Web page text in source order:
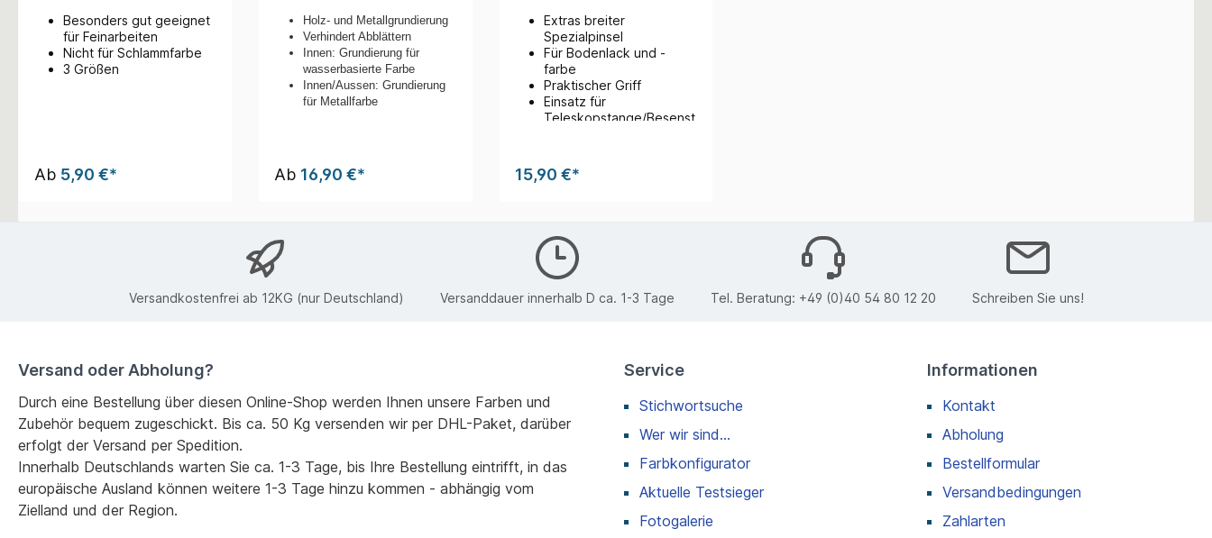
Besonders gut geeignet
für Feinarbeiten
Nicht für Schlammfarbe
3 Größen
Ab 5,90 €*
Holz- und Metallgrundierung
Verhindert Abblättern
Innen: Grundierung für
wasserbasierte Farbe
Innen/Aussen: Grundierung
für Metallfarbe
Ab 16,90 €*
Extras breiter
Spezialpinsel
Für Bodenlack und -
farbe
Praktischer Griff
Einsatz für
Teleskopstange/Besenst
15,90 €*
Versandkostenfrei ab 12KG (nur Deutschland) Versanddauer innerhalb D ca. 1-3 Tage Tel. Beratung: +49 (0)40 54 80 12 20 Schreiben Sie uns!
Versand oder Abholung?
Durch eine Bestellung über diesen Online-Shop werden Ihnen unsere Farben und
Zubehör bequem zugeschickt. Bis ca. 50 Kg versenden wir per DHL-Paket, darüber
erfolgt der Versand per Spedition.
Innerhalb Deutschlands warten Sie ca. 1-3 Tage, bis Ihre Bestellung eintrifft, in das
europäische Ausland können weitere 1-3 Tage hinzu kommen - abhängig vom
Zielland und der Region.
Service
Stichwortsuche
Wer wir sind...
Farbkonfigurator
Aktuelle Testsieger
Fotogalerie
Informationen
Kontakt
Abholung
Bestellformular
Versandbedingungen
Zahlarten